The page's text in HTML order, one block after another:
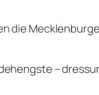
die
–